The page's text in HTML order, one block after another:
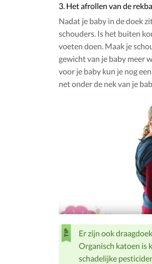
3. Het afrollen van de
Nadat je baby in de doek
schouders. Is het buiten
voeten doen. Maak je
gewicht van je baby meer
voor je baby kun je nog
net onder de nek van je
Er zijn ook
Organisch katoen is
schadelijke